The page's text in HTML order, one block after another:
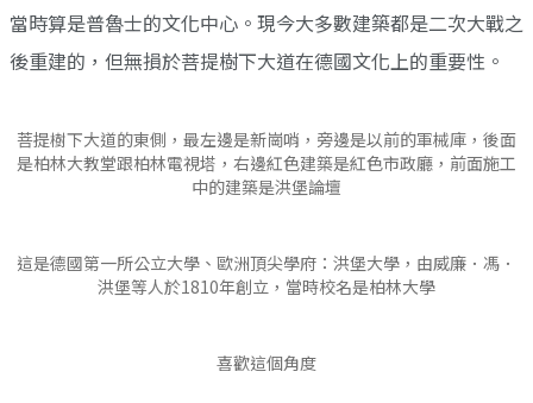
當時算是普魯士的文化中心。現今大多數建築都是二次大戰之
後重建的，但無損於菩提樹下大道在德國文化上的重要性。
菩提樹下大道的東側，最左邊是新崗哨，旁邊是以前的軍械庫，後面
是柏林大教堂跟柏林電視塔，右邊紅色建築是紅色市政廳，前面施工
中的建築是洪堡論壇
這是德國第一所公立大學、歐洲頂尖學府：洪堡大學，由威廉．馮．
洪堡等人於1810年創立，當時校名是柏林大學
喜歡這個角度